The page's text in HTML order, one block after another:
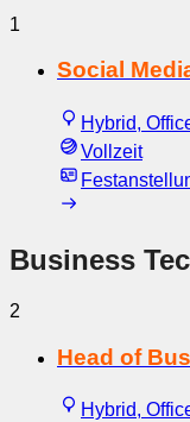
1
Social
Hybrid,
Vollzeit
Business
2
Head of
Hybrid,